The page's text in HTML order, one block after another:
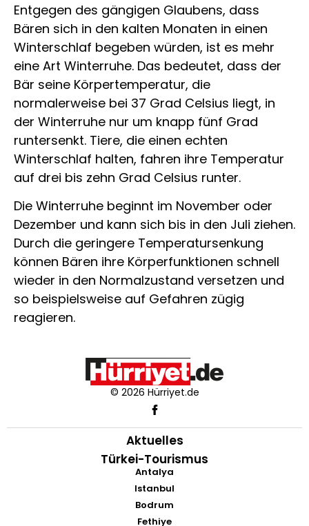
Entgegen des gängigen Glaubens, dass
Bären sich in den kalten Monaten in einen
Winterschlaf begeben würden, ist es mehr
eine Art Winterruhe. Das bedeutet, dass der
Bär seine Körpertemperatur, die
normalerweise bei 37 Grad Celsius liegt, in
der Winterruhe nur um knapp fünf Grad
runtersenkt. Tiere, die einen echten
Winterschlaf halten, fahren ihre Temperatur
auf drei bis zehn Grad Celsius runter.
Die Winterruhe beginnt im November oder
Dezember und kann sich bis in den Juli ziehen.
Durch die geringere Temperatursenkung
können Bären ihre Körperfunktionen schnell
wieder in den Normalzustand versetzen und
so beispielsweise auf Gefahren zügig
reagieren.
© 2026 Hürriyet.de
Aktuelles
Türkei-Tourismus
Antalya
Istanbul
Bodrum
Fethiye